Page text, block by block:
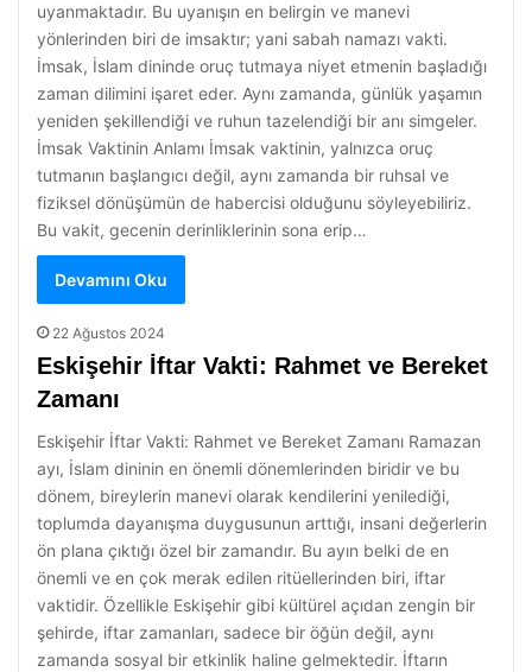
uyanmaktadır. Bu uyanışın en belirgin ve manevi
yönlerinden biri de imsaktır; yani sabah namazı vakti.
İmsak, İslam dininde oruç tutmaya niyet etmenin başladığı
zaman dilimini işaret eder. Aynı zamanda, günlük yaşamın
yeniden şekillendiği ve ruhun tazelendiği bir anı simgeler.
İmsak Vaktinin Anlamı İmsak vaktinin, yalnızca oruç
tutmanın başlangıcı değil, aynı zamanda bir ruhsal ve
fiziksel dönüşümün de habercisi olduğunu söyleyebiliriz.
Bu vakit, gecenin derinliklerinin sona erip…
Devamını Oku
22 Ağustos 2024
Eskişehir İftar Vakti: Rahmet ve Bereket
Zamanı
Eskişehir İftar Vakti: Rahmet ve Bereket Zamanı Ramazan
ayı, İslam dininin en önemli dönemlerinden biridir ve bu
dönem, bireylerin manevi olarak kendilerini yenilediği,
toplumda dayanışma duygusunun arttığı, insani değerlerin
ön plana çıktığı özel bir zamandır. Bu ayın belki de en
önemli ve en çok merak edilen ritüellerinden biri, iftar
vaktidir. Özellikle Eskişehir gibi kültürel açıdan zengin bir
şehirde, iftar zamanları, sadece bir öğün değil, aynı
zamanda sosyal bir etkinlik haline gelmektedir. İftarın